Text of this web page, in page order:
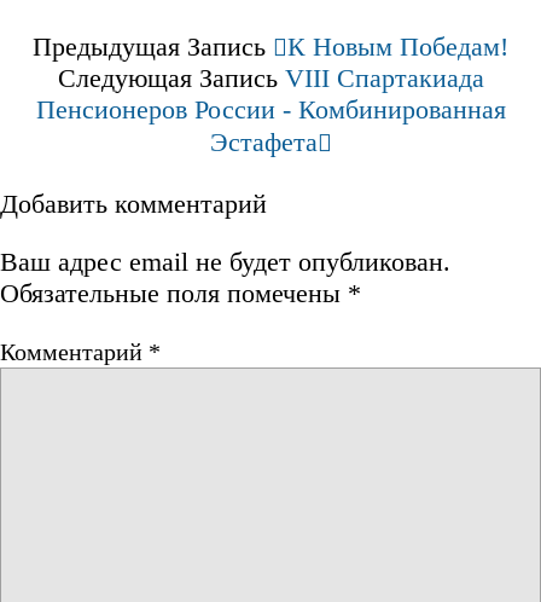
Предыдущая Запись
К Новым Победам!
Следующая Запись VIII Спартакиада
Пенсионеров России - Комбинированная
Эстафета
Добавить комментарий
Ваш адрес email не будет опубликован.
Обязательные поля помечены *
Комментарий *